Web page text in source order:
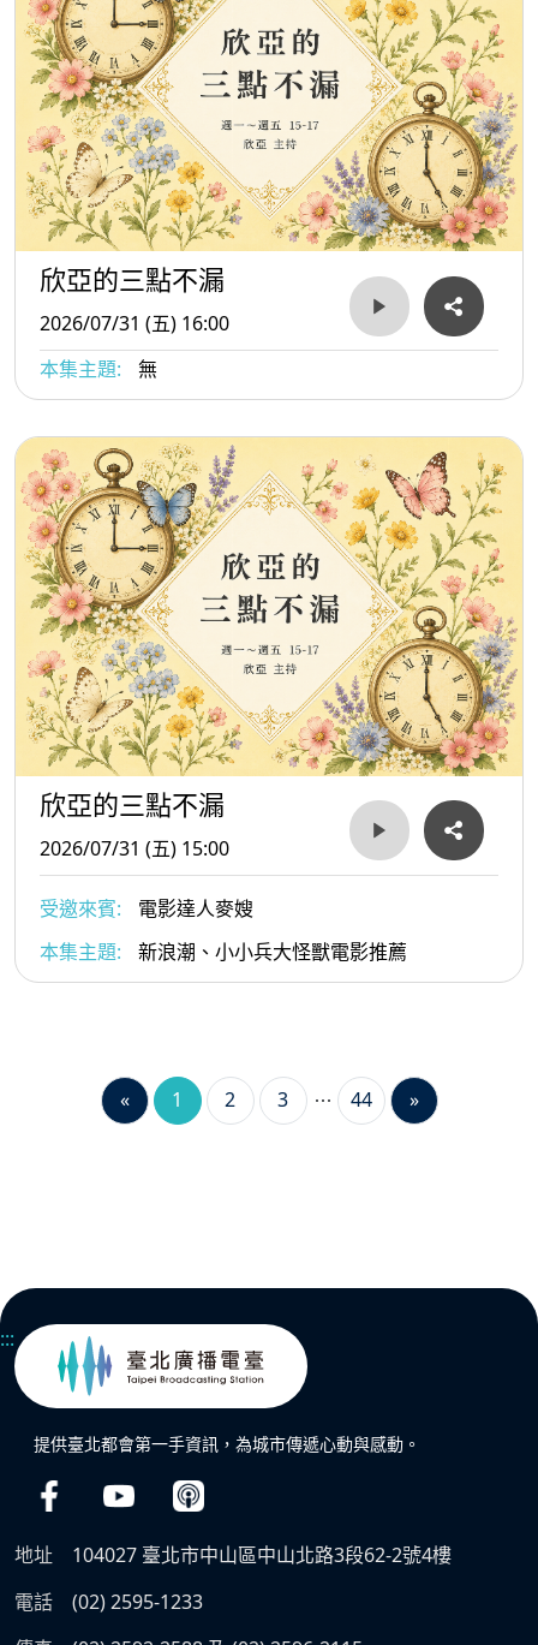
欣亞的三點不漏
2026/07/31 (五) 16:00
本集主題:
無
欣亞的三點不漏
2026/07/31 (五) 15:00
受邀來賓:
電影達人麥嫂
本集主題:
新浪潮、小小兵大怪獸電影推薦
« 1 2 3 44 »
:::
提供臺北都會第一手資訊，為城市傳遞心動與感動。
地址
104027 臺北市中山區中山北路3段62-2號4樓
電話
(02) 2595-1233